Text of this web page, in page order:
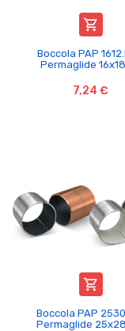

Boccola PAP
Permaglide
7,24 €

Boccola PAP
Permaglide